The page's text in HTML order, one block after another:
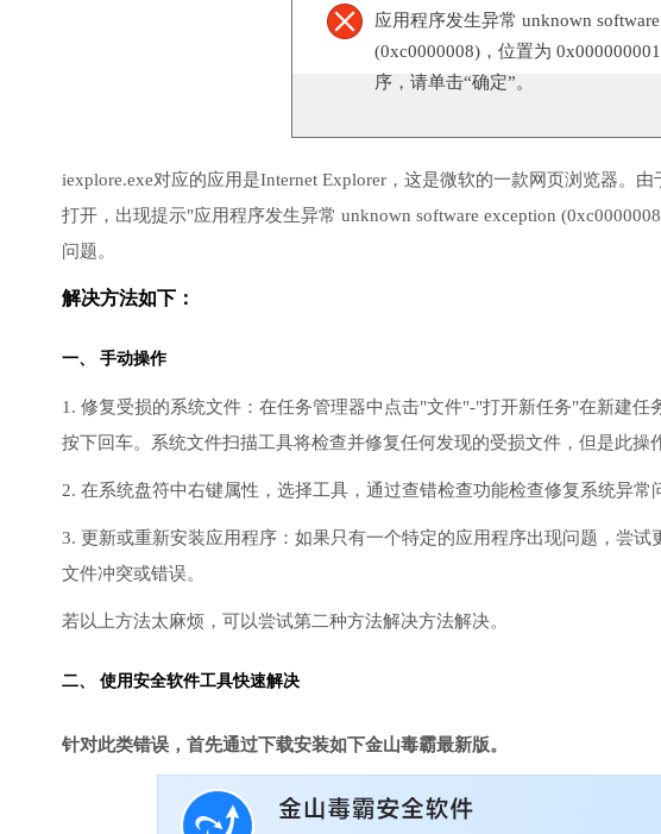
应用程序发生异常 unknown
(0xc0000008)，位置为
序，请单击“确定”。
iexplore.exe对应的应用是Internet Explorer，这是微软的一款网页浏览器。
打开，出现提示"应用程序发生异常 unknown software exception
问题。
解决方法如下：
一、 手动操作
1. 修复受损的系统文件：在任务管理器中点击"文件"-"打开新任务"在新建任
按下回车。系统文件扫描工具将检查并修复任何发现的受损文件，但是此操
2. 在系统盘符中右键属性，选择工具，通过查错检查功能检查修复系统异常
3. 更新或重新安装应用程序：如果只有一个特定的应用程序出现问题，尝
文件冲突或错误。
若以上方法太麻烦，可以尝试第二种方法解决方法解决。
二、 使用安全软件工具快速解决
针对此类错误，首先通过下载安装如下金山毒霸最新版。